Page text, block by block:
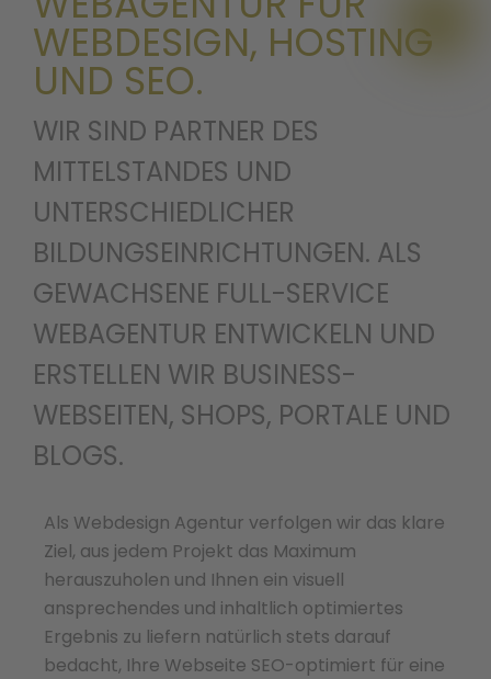
WEBDESIGN, HOSTING
UND SEO.
WIR SIND PARTNER DES
MITTELSTANDES UND
UNTERSCHIEDLICHER
BILDUNGSEINRICHTUNGEN. ALS
GEWACHSENE FULL-SERVICE
WEBAGENTUR ENTWICKELN UND
ERSTELLEN WIR BUSINESS-
WEBSEITEN, SHOPS, PORTALE UND
BLOGS.
Als Webdesign Agentur verfolgen wir das klare
Ziel, aus jedem Projekt das Maximum
herauszuholen und Ihnen ein visuell
ansprechendes und inhaltlich optimiertes
Ergebnis zu liefern natürlich stets darauf
bedacht, Ihre Webseite SEO-optimiert für eine